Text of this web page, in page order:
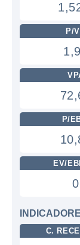
P/
P/
EV/
0
C.